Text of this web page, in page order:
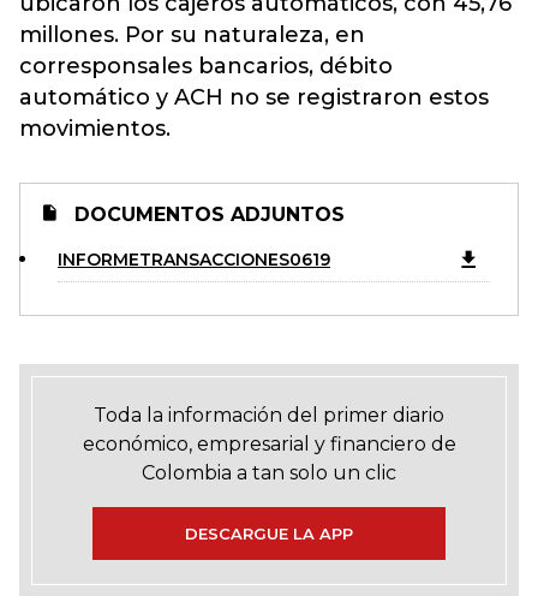
millones. Por su naturaleza, en
corresponsales bancarios, débito
automático y ACH no se registraron estos
movimientos.
DOCUMENTOS ADJUNTOS
INFORMETRANSACCIONES0619
Toda la información del primer diario
económico, empresarial y financiero de
Colombia a tan solo un clic
DESCARGUE LA APP